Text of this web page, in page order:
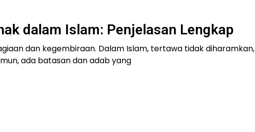
dalam Islam: Penjelasan Lengkap
dan kegembiraan. Dalam Islam, tertawa tidak diharamkan,
ada batasan dan adab yang